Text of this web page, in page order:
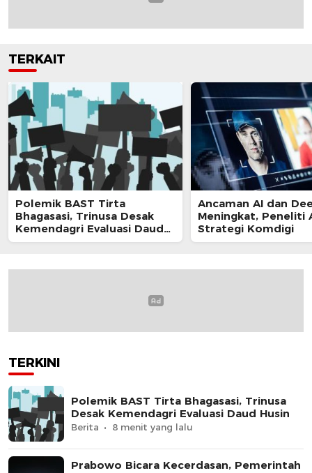
TERKAIT
Polemik BAST Tirta
Bhagasasi, Trinusa Desak
Kemendagri Evaluasi Daud
Husin
Ancaman AI dan
Meningkat, Peneliti
Strategi Komdigi
TERKINI
Polemik BAST Tirta Bhagasasi, Trinusa
Desak Kemendagri Evaluasi Daud Husin
Berita 8 menit yang lalu
Prabowo Bicara Kecerdasan, Pemerintah